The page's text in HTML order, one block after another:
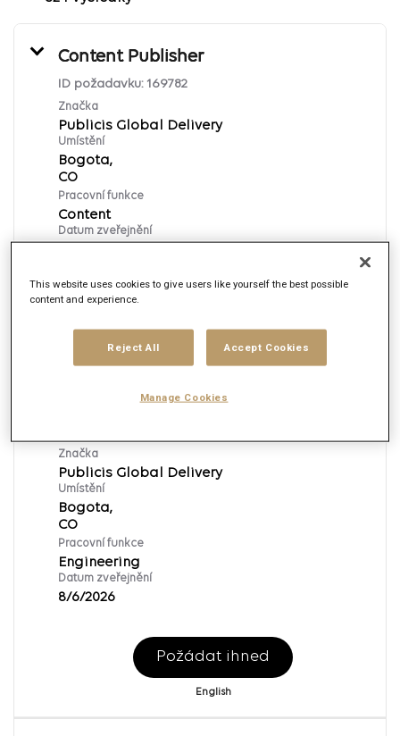
Content Publisher
ID požadavku: 169782
Značka
Publicis Global Delivery
Umístění
Bogota,
Pracovní funkce
Content
Datum zveřejnění
English
FrontEnd Architect
Značka
Publicis Global Delivery
Umístění
Bogota,
Pracovní funkce
Engineering
Datum zveřejnění
8/6/2026
Požádat ihned
English
This website uses cookies to give users like yourself the best possible
content and experience.
Reject All Accept Cookies
Manage Cookies